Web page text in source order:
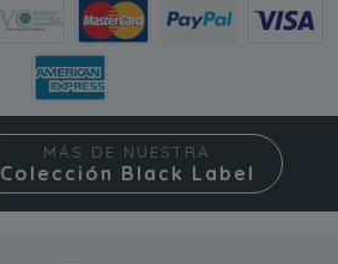
MÁS DE NUESTRA
Colección Black Label